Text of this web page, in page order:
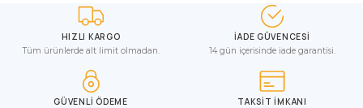
HIZLI KARGO
Tüm ürünlerde alt limit olmadan.
İADE GÜVENCESİ
14 gün içerisinde iade garantisi.
GÜVENLİ ÖDEME TAKSİT İMKANI